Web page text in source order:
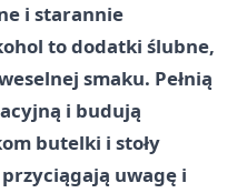
i starannie
to dodatki ślubne,
smaku. Pełnią
i budują
butelki i stoły
uwagę i